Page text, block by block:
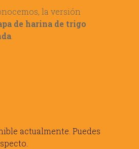
la versión
de harina de trigo
actualmente. Puedes